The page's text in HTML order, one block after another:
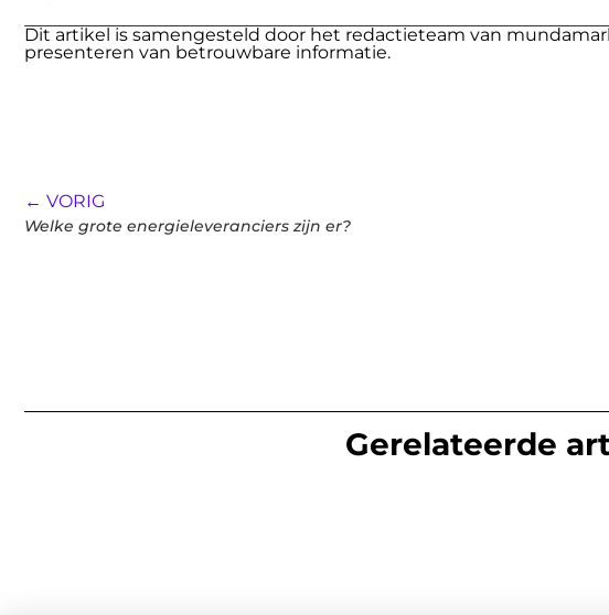
Dit artikel is samengesteld door het redactieteam van
presenteren van betrouwbare informatie.
← VORIG
Welke grote energieleveranciers zijn er?
Gerelateerde